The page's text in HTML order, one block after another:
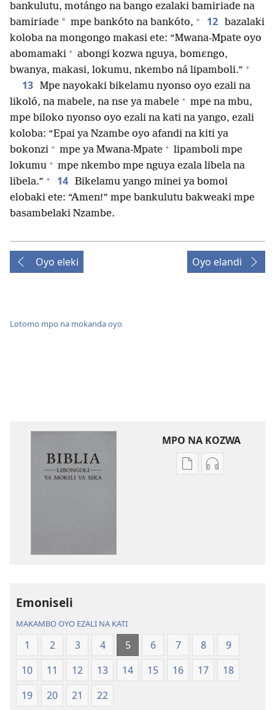
bankulutu, motángo na bango ezalaki bamiriade na
bamiriade * mpe bankóto na bankóto, + 12
bazalaki
koloba na mongongo makasi ete: “Mwana-Mpate oyo
abomamaki + abongi kozwa nguya, bomɛngo,
bwanya, makasi, lokumu, nkembo ná lipamboli.” +
13 Mpe nayokaki bikelamu nyonso oyo ezali na
likoló, na mabele, na nse ya mabele + mpe na mbu,
mpe biloko nyonso oyo ezali na kati na yango, ezali
koloba: “Epai ya Nzambe oyo afandi na kiti ya
bokonzi + mpe ya Mwana-Mpate + lipamboli mpe
lokumu + mpe nkembo mpe nguya ezala libela na
libela.” + 14 Bikelamu yango minei ya bomoi
elobaki ete: “Amen!” mpe bankulutu bakweaki mpe
basambelaki Nzambe.
Oyo eleki Oyo elandi
Lotomo mpo na mokanda oyo
MPO NA KOZWA
Ndenge
(Ebongisami
2023)
Ndenge
ya
Sika
(Ebongisami
Emoniseli
MAKAMBO OYO EZALI NA KATI
1 2 3 4 5 6 7 8
9
10
11 12 13 14 15 16 17
18
19
20 21 22